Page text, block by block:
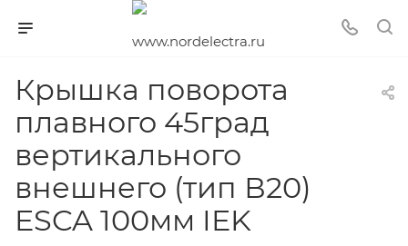
Крышка поворота
плавного 45град
вертикального
внешнего (тип В20)
ESCA 100мм IEK